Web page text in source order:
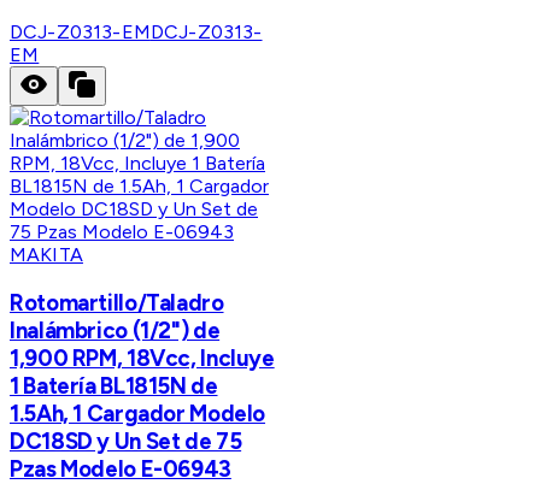
DCJ-Z0313-EMDCJ-Z0313-
EM
MAKITA
Rotomartillo/Taladro
Inalámbrico (1/2") de
1,900 RPM, 18Vcc, Incluye
1 Batería BL1815N de
1.5Ah, 1 Cargador Modelo
DC18SD y Un Set de 75
Pzas Modelo E-06943